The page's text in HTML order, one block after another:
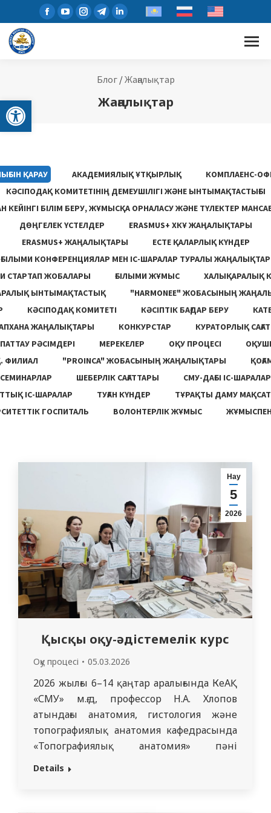
Open toolbar
Блог/Жаңалықтар
Жаңалықтар
ҚАРАУ АКАДЕМИЯЛЫҚ ҰТҚЫРЛЫҚ
КОМПЛАЕНС-
КӘСІПОДАҚ КОМИТЕТІНІҢ ДЕМЕУШІЛІГІ ЖӘНЕ ЫНТЫМАҚТАСТЫҒЫ
КЕЙІНГІ БІЛІМ БЕРУ, ЖҰМЫСҚА ОРНАЛАСУ ЖƏНЕ ТҮЛЕКТЕР
ДӨҢГЕЛЕК ҮСТЕЛДЕР
ERASMUS+ ХКҰ ЖАҢАЛЫҚТАРЫ
ERASMUS+ ЖАҢАЛЫҚТАРЫ
ЕСТЕ ҚАЛАРЛЫҚ КҮНДЕР
ҒЫЛЫМИ КОНФЕРЕНЦИЯЛАР МЕН ІС-ШАРАЛАР ТУРАЛЫ ЖАҢАЛЫҚТАР
СТАРТАП ЖОБАЛАРЫ
ҒЫЛЫМИ ЖҰМЫС
ХАЛЫҚАРАЛЫҚ
ЫНТЫМАҚТАСТЫҚ
"HARMONEE" ЖОБАСЫНЫҢ
КӘСІПОДАҚ КОМИТЕТІ КӘСІПТІК БАҒДАР БЕРУ
ЖАҢАЛЫҚТАРЫ
КОНКУРСТАР
КУРАТОРЛЫҚ
РӘСІМДЕРІ
МЕРЕКЕЛЕР ОҚУ ПРОЦЕСІ
ФИЛИАЛ
"PROINCA" ЖОБАСЫНЫҢ ЖАҢАЛЫҚТАРЫ
СЕМИНАРЛАР
ШЕБЕРЛІК САҒАТТАРЫ
СМУ-ДАҒЫ ІС-ШАРАЛАР
ІС-ШАРАЛАР
ТУҒАН КҮНДЕР
ТҰРАҚТЫ ДАМУ
ГОСПИТАЛЬ
ВОЛОНТЕРЛІК ЖҰМЫС
Нау
5
2026
Қысқы оқу-әдістемелік курс
Оқу процесі 05.03.2026
2026 жылғы 6–14 қаңтар аралығында КеАҚ
«СМУ» м.ғ.д, профессор Н.А. Хлопов
атындағы анатомия, гистология және
топографиялық анатомия кафедрасында
«Топографиялық анатомия» пәні
бойынша онлайн/офлайн форматта
Details